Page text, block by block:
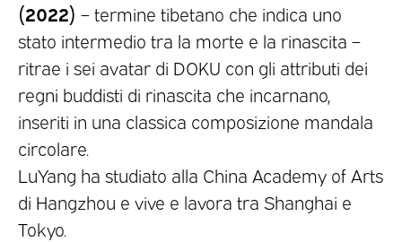
(2022) – termine tibetano che indica uno
stato intermedio tra la morte e la rinascita –
ritrae i sei avatar di DOKU con gli attributi dei
regni buddisti di rinascita che incarnano,
inseriti in una classica composizione mandala
circolare.
LuYang ha studiato alla China Academy of Arts
di Hangzhou e vive e lavora tra Shanghai e
Tokyo.